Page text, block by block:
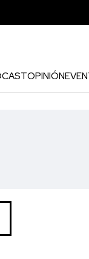
OPINIÓN